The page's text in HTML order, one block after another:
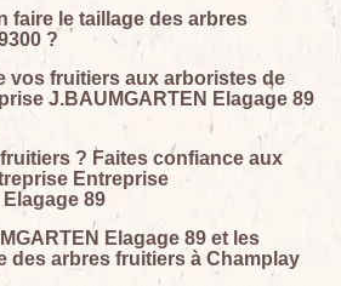
faire le taillage des arbres
?
vos fruitiers aux arboristes de
J.BAUMGARTEN Elagage 89
? Faites confiance aux
Entreprise
89
Elagage 89 et les
des arbres fruitiers à Champlay